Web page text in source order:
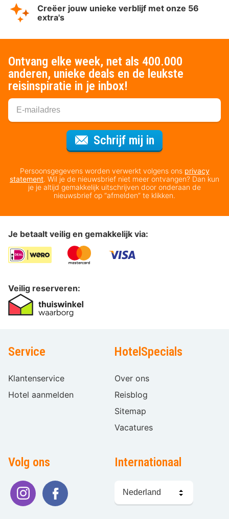
Creëer jouw unieke verblijf met onze 56
extra's
Ontvang elke week, net als 400.000
anderen, unieke deals en de leukste
reisinspiratie in je inbox!
Schrijf mij in
Persoonsgegevens worden verwerkt volgens ons privacy
statement. Wil je de nieuwsbrief niet meer ontvangen? Dan kun
je je altijd gemakkelijk uitschrijven door onderaan de
nieuwsbrief op “afmelden” te klikken.
Je betaalt veilig en gemakkelijk via:
Veilig reserveren:
Service
Klantenservice
Hotel aanmelden
HotelSpecials
Over ons
Reisblog
Sitemap
Vacatures
Volg ons Internationaal
kiezen